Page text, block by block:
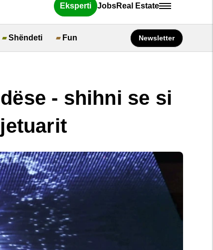
Eksperti JobsReal Estate
Shëndeti Fun Newsletter
- shihni se si